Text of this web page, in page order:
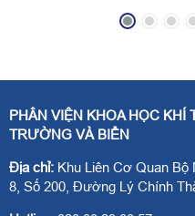
cấp bởi Phòng Nghiên
Môi trường và Biển
PHÂN VIỆN KHOA HỌC KHÍ
TRƯỜNG VÀ BIỂN
Địa chỉ: Khu Liên Cơ Quan Bộ
8, Số 200, Đường Lý Chính